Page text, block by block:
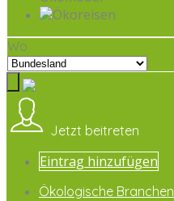
Ökoreisen
Wo
Jetzt beitreten
Eintrag hinzufügen
Ökologische Branchen